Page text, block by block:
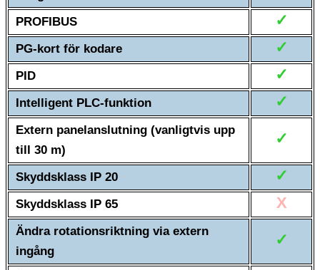
PROFIBUS ✓
PG-kort för kodare ✓
PID ✓
Intelligent PLC-funktion ✓
Extern panelanslutning (vanligtvis upp
till 30 m)
✓
Skyddsklass IP 20 ✓
Skyddsklass IP 65 X
Ändra rotationsriktning via extern
ingång
✓